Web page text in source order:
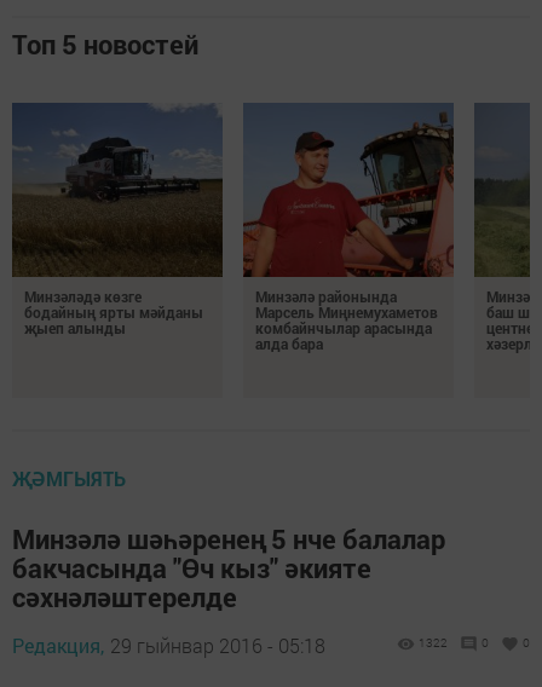
Топ 5 новостей
Минзәләдә көзге
бодайның ярты мәйданы
җыеп алынды
Минзәлә районында
Марсель Миңнемухаметов
комбайнчылар арасында
алда бара
баш
ҖӘМГЫЯТЬ
Минзәлә шәһәренең 5 нче балалар
бакчасында "Өч кыз" әкияте
сәхнәләштерелде
Редакция, 29 гыйнвар 2016 - 05:18 1322 0 0